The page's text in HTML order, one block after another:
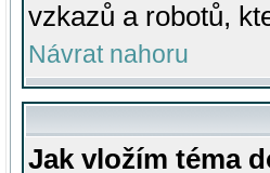
vzkazů a robotů,
Návrat nahoru
Jak vložím téma